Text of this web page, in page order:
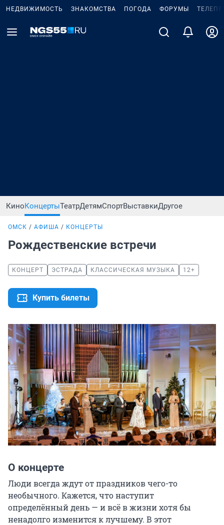
НЕДВИЖИМОСТЬ ЗНАКОМСТВА ПОГОДА ФОРУМЫ
КиноКонцертыТеатрДетямСпортВыставкиДругое
ОМСК АФИША КОНЦЕРТЫ
Рождественские встречи
КОНЦЕРТ ЭСТРАДА КЛАССИЧЕСКАЯ МУЗЫКА 12+
Купить билеты
О концерте
Люди всегда ждут от праздников чего-то
необычного. Кажется, что наступит
определённый день — и всё в жизни хотя бы
ненадолго изменится к лучшему. В этот